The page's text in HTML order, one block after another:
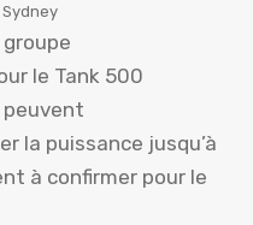
groupe
le Tank 500
la puissance jusqu’à
à confirmer pour le